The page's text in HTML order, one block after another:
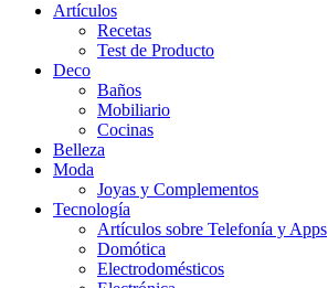
Artículos
Recetas
Test de Producto
Deco
Baños
Mobiliario
Cocinas
Belleza
Moda
Joyas y Complementos
Tecnología
Artículos sobre Telefonía y Apps
Domótica
Electrodomésticos